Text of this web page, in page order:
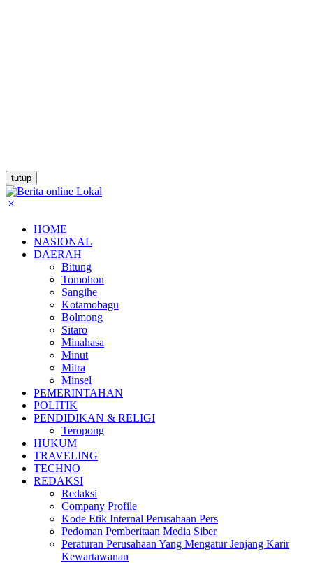
tutup
HOME
NASIONAL
DAERAH
Bitung
Tomohon
Sangihe
Kotamobagu
Bolmong
Sitaro
Minahasa
Minut
Mitra
Minsel
PEMERINTAHAN
POLITIK
PENDIDIKAN & RELIGI
Teropong
HUKUM
TRAVELING
TECHNO
REDAKSI
Redaksi
Company Profile
Kode Etik Internal Perusahaan Pers
Pedoman Pemberitaan Media Siber
Peraturan Perusahaan Yang Mengatur Jenjang Karir
Kewartawanan